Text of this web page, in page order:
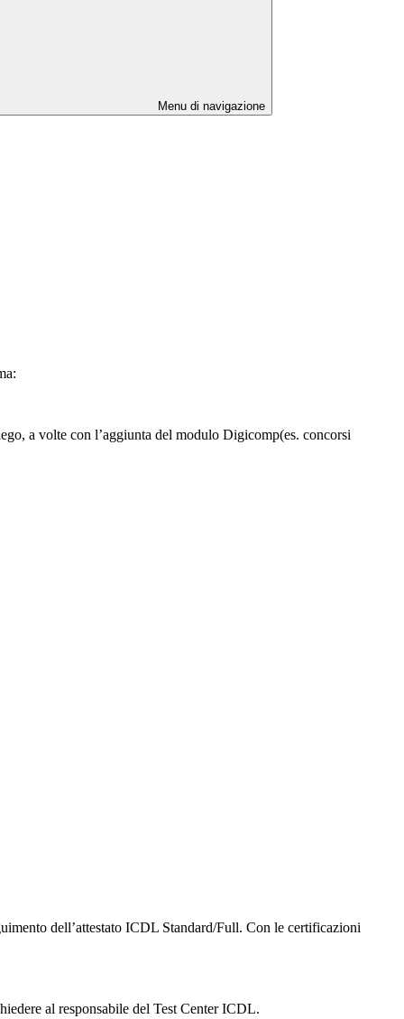
Menu di navigazione
a volte con l’aggiunta del modulo Digicomp(es. concorsi
dell’attestato ICDL Standard/Full. Con le certificazioni
al responsabile del Test Center ICDL.